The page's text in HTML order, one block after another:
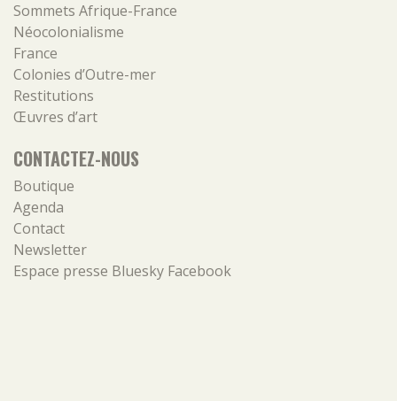
Sommets Afrique-France
Néocolonialisme
France
Colonies d’Outre-mer
Restitutions
Œuvres d’art
CONTACTEZ-NOUS
Boutique
Agenda
Contact
Newsletter
Espace presse Bluesky Facebook